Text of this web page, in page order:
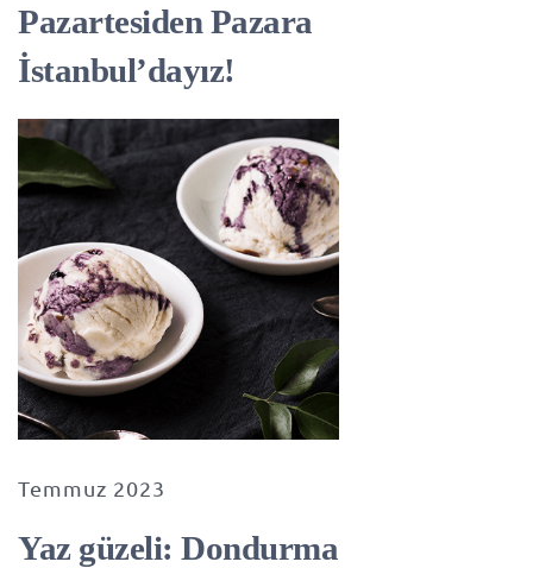
Pazartesiden Pazara
İstanbul’dayız!
Temmuz 2023
Yaz güzeli: Dondurma